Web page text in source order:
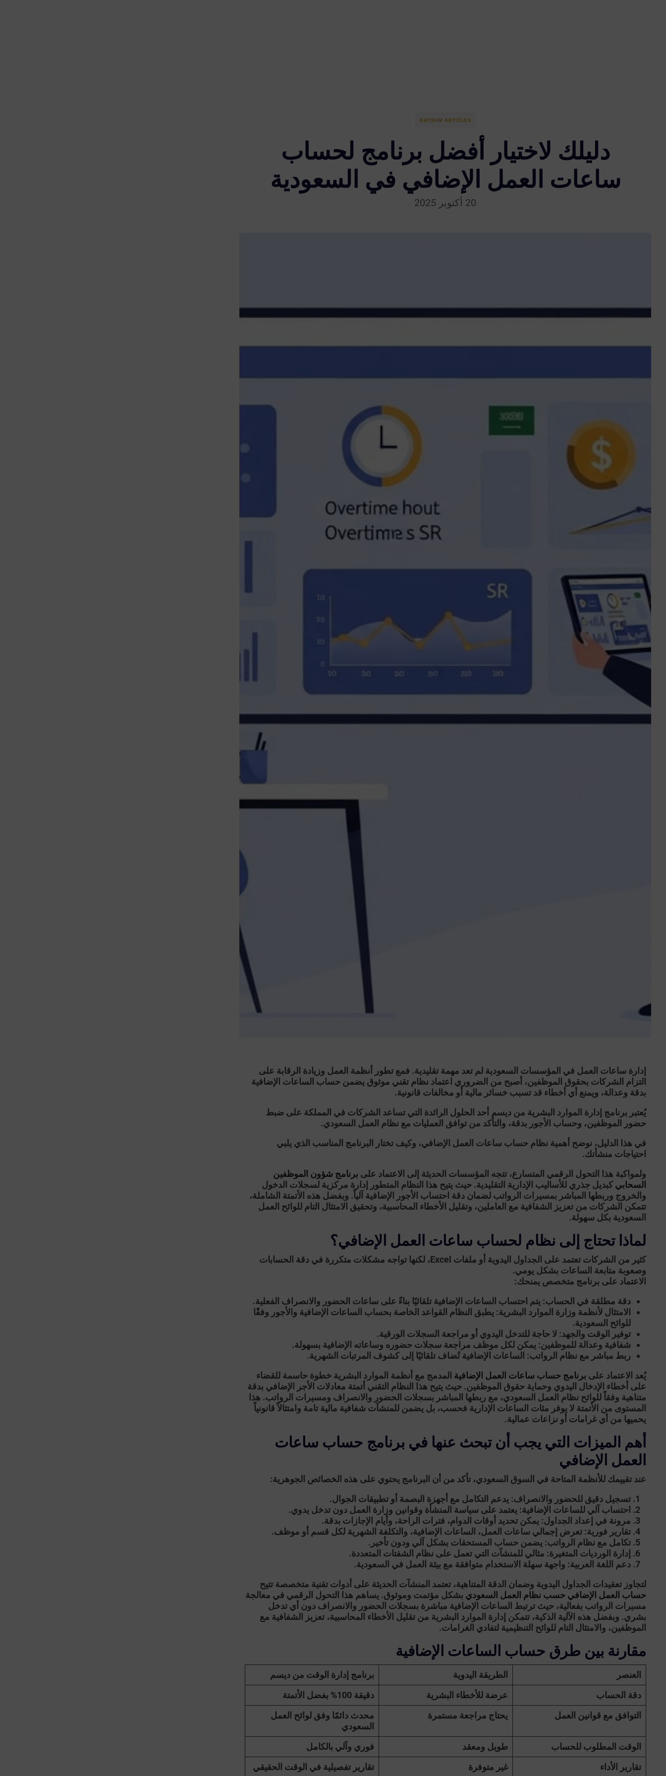
DAYSUM ARTICLES
دليلك لاختيار أفضل برنامج لحساب
ساعات العمل الإضافي في السعودية
20 أكتوبر 2025
إدارة ساعات العمل في المؤسسات السعودية لم تعد مهمة تقليدية. فمع تطور أنظمة العمل وزيادة الرقابة على
التزام الشركات بحقوق الموظفين، أصبح من الضروري اعتماد نظام تقني موثوق يضمن حساب الساعات الإضافية
بدقة وعدالة، ويمنع أي أخطاء قد تسبب خسائر مالية أو مخالفات قانونية.
يُعتبر برنامج إدارة الموارد البشرية من ديسم أحد الحلول الرائدة التي تساعد الشركات في المملكة على ضبط
حضور الموظفين، وحساب الأجور بدقة، والتأكد من توافق العمليات مع نظام العمل السعودي.
في هذا الدليل، نوضح أهمية نظام حساب ساعات العمل الإضافي، وكيف تختار البرنامج المناسب الذي يلبي
احتياجات منشأتك.
ولمواكبة هذا التحول الرقمي المتسارع، تتجه المؤسسات الحديثة إلى الاعتماد على برنامج شؤون الموظفين
السحابي كبديل جذري للأساليب الإدارية التقليدية. حيث يتيح هذا النظام المتطور إدارة مركزية لسجلات الدخول
والخروج وربطها المباشر بمسيرات الرواتب لضمان دقة احتساب الأجور الإضافية آلياً. وبفضل هذه الأتمتة الشاملة،
تتمكن الشركات من تعزيز الشفافية مع العاملين، وتقليل الأخطاء المحاسبية، وتحقيق الامتثال التام للوائح العمل
السعودية بكل سهولة.
لماذا تحتاج إلى نظام لحساب ساعات العمل الإضافي؟
كثير من الشركات تعتمد على الجداول اليدوية أو ملفات Excel، لكنها تواجه مشكلات متكررة في دقة الحسابات
وصعوبة متابعة الساعات بشكل يومي.
الاعتماد على برنامج متخصص يمنحك:
دقة مطلقة في الحساب: يتم احتساب الساعات الإضافية تلقائيًا بناءً على ساعات الحضور والانصراف الفعلية.
الامتثال لأنظمة وزارة الموارد البشرية: يطبق النظام القواعد الخاصة بحساب الساعات الإضافية والأجور وفقًا
للوائح السعودية.
توفير الوقت والجهد: لا حاجة للتدخل اليدوي أو مراجعة السجلات الورقية.
شفافية وعدالة للموظفين: يمكن لكل موظف مراجعة سجلات حضوره وساعاته الإضافية بسهولة.
ربط مباشر مع نظام الرواتب: الساعات الإضافية تُضاف تلقائيًا إلى كشوف المرتبات الشهرية.
يُعد الاعتماد على برنامج حساب ساعات العمل الإضافية المدمج مع أنظمة الموارد البشرية خطوة حاسمة للقضاء
على أخطاء الإدخال اليدوي وحماية حقوق الموظفين. حيث يتيح هذا النظام التقني أتمتة معادلات الأجر الإضافي بدقة
متناهية وفقاً للوائح نظام العمل السعودي، مع ربطها المباشر بسجلات الحضور والانصراف ومسيرات الرواتب. هذا
المستوى من الأتمتة لا يوفر مئات الساعات الإدارية فحسب، بل يضمن للمنشآت شفافية مالية تامة وامتثالاً قانونياً
يحميها من أي غرامات أو نزاعات عمالية.
أهم الميزات التي يجب أن تبحث عنها في برنامج حساب ساعات
العمل الإضافي
عند تقييمك للأنظمة المتاحة في السوق السعودي، تأكد من أن البرنامج يحتوي على هذه الخصائص الجوهرية:
تسجيل دقيق للحضور والانصراف: يدعم التكامل مع أجهزة البصمة أو تطبيقات الجوال.
احتساب آلي للساعات الإضافية: يعتمد على سياسة المنشأة وقوانين وزارة العمل دون تدخل يدوي.
مرونة في إعداد الجداول: يمكن تحديد أوقات الدوام، فترات الراحة، وأيام الإجازات بدقة.
تقارير فورية: تعرض إجمالي ساعات العمل، الساعات الإضافية، والتكلفة الشهرية لكل قسم أو موظف.
تكامل مع نظام الرواتب: يضمن حساب المستحقات بشكل آلي ودون تأخير.
إدارة الورديات المتغيرة: مثالي للمنشآت التي تعمل على نظام الشفتات المتعددة.
دعم اللغة العربية: واجهة سهلة الاستخدام متوافقة مع بيئة العمل في السعودية.
لتجاوز تعقيدات الجداول اليدوية وضمان الدقة المتناهية، تعتمد المنشآت الحديثة على أدوات تقنية متخصصة تتيح
حساب العمل الإضافي حسب نظام العمل السعودي بشكل مؤتمت وموثوق. يساهم هذا التحول الرقمي في معالجة
مسيرات الرواتب بفعالية، حيث ترتبط الساعات الإضافية مباشرة بسجلات الحضور والانصراف دون أي تدخل
بشري. وبفضل هذه الآلية الذكية، تتمكن إدارة الموارد البشرية من تقليل الأخطاء المحاسبية، تعزيز الشفافية مع
الموظفين، والامتثال التام للوائح التنظيمية لتفادي الغرامات.
مقارنة بين طرق حساب الساعات الإضافية
العنصر الطريقة اليدوية
برنامج إدارة الوقت من ديسم
دقة الحساب
عرضة للأخطاء البشرية
دقيقة 100% بفضل الأتمتة
التوافق مع قوانين العمل
يحتاج مراجعة مستمرة
محدث دائمًا وفق لوائح العمل
السعودي
الوقت المطلوب للحساب
طويل ومعقد
فوري وآلي بالكامل
تقارير الأداء
غير متوفرة تقارير تفصيلية في الوقت الحقيقي